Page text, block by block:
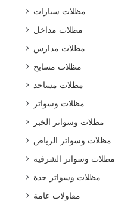
مظلات سيارات
مظلات مداخل
مظلات مدارس
مظلات مسابح
مظلات مساجد
مظلات وسواتر
مظلات وسواتر الخبر
مظلات وسواتر الرياض
مظلات وسواتر الشرقية
مظلات وسواتر جدة
مقاولات عامة